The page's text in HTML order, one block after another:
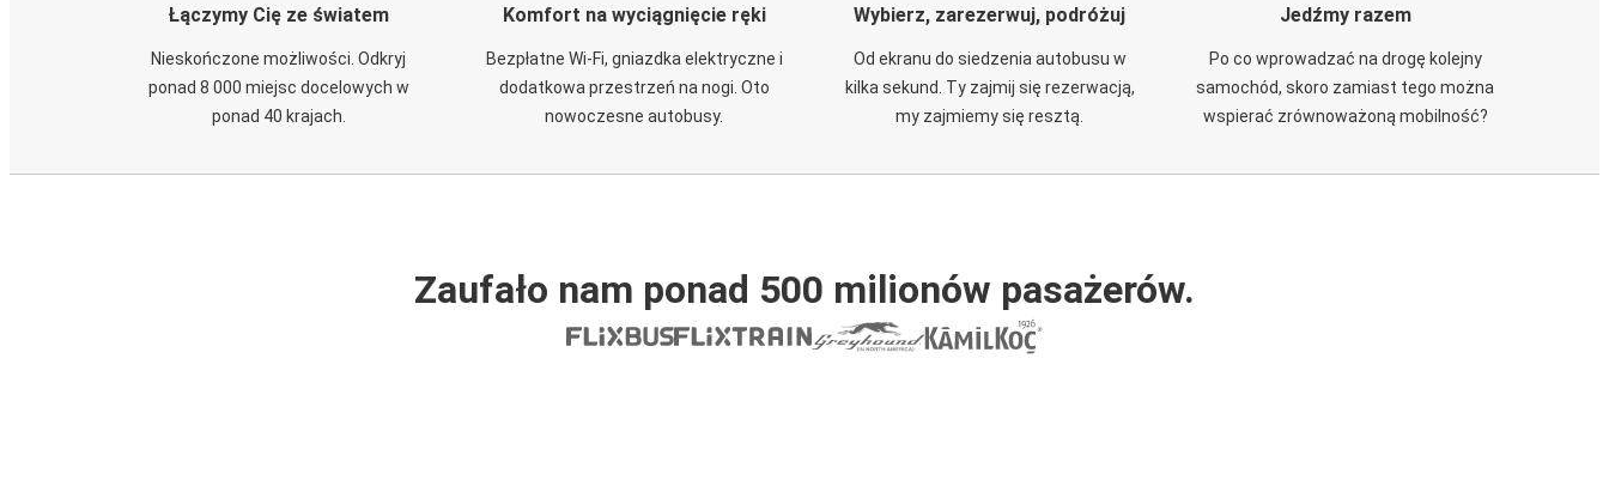
Łączymy Cię ze światem
Nieskończone możliwości. Odkryj
ponad 8 000 miejsc docelowych w
ponad 40 krajach.
Komfort na wyciągnięcie ręki
Bezpłatne Wi-Fi, gniazdka elektryczne i
dodatkowa przestrzeń na nogi. Oto
nowoczesne autobusy.
Wybierz, zarezerwuj, podróżuj
Od ekranu do siedzenia autobusu w
kilka sekund. Ty zajmij się rezerwacją,
my zajmiemy się resztą.
Jedźmy razem
Po co wprowadzać na drogę kolejny
samochód, skoro zamiast tego można
wspierać zrównoważoną mobilność?
Zaufało nam ponad 500 milionów pasażerów.